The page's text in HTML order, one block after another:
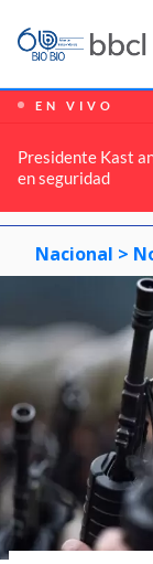
EN VIVO
Presidente Kast
en seguridad
Nacional >